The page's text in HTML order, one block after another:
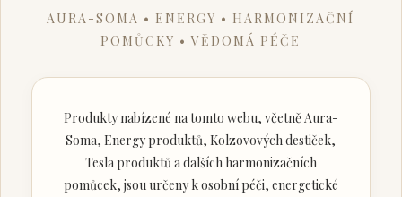
AURA-SOMA • ENERGY • HARMONIZAČNÍ
POMŮCKY • VĚDOMÁ PÉČE
Produkty nabízené na tomto webu, včetně Aura-
Soma, Energy produktů, Kolzovových destiček,
Tesla produktů a dalších harmonizačních
pomůcek, jsou určeny k osobní péči, energetické